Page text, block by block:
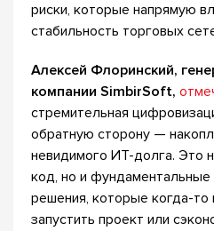
риски, которые напрямую
стабильность торговых
Алексей Флоринский,
компании SimbirSoft,
стремительная
обратную сторону —
невидимого ИТ-долга. Это
код, но и фундаментальные
решения, которые когда-то
запустить проект или